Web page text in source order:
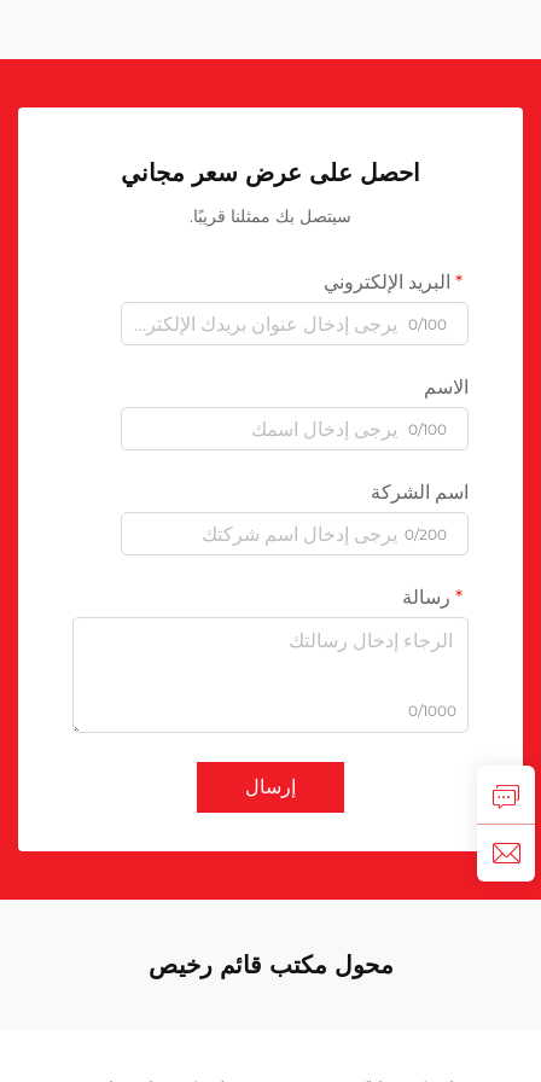
احصل على عرض سعر مجاني
سيتصل بك ممثلنا قريبًا.
البريد الإلكتروني
0/100
الاسم
0/100
اسم الشركة
0/200
رسالة
0/1000
إرسال
محول مكتب قائم رخيص